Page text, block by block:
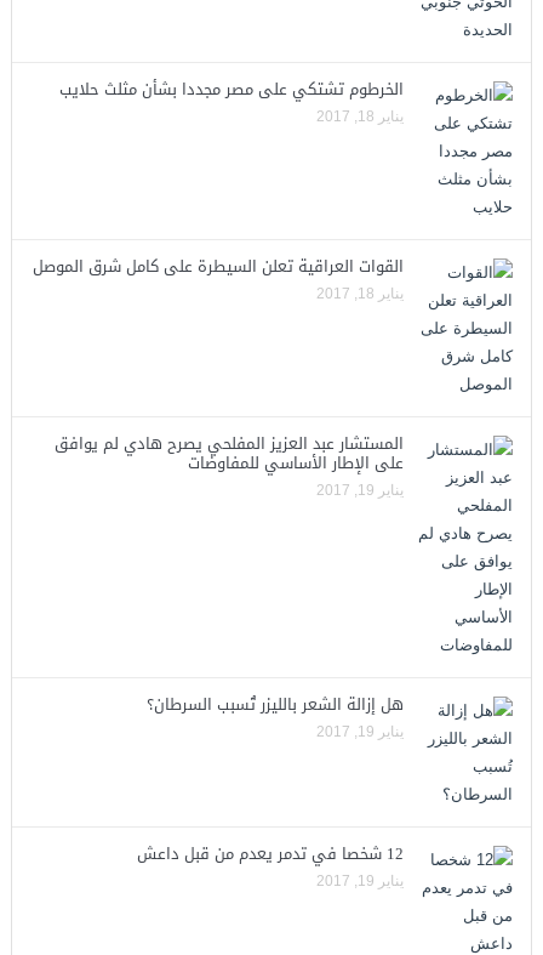
الخرطوم تشتكي على مصر مجددا بشأن مثلث حلايب
يناير 18, 2017
القوات العراقية تعلن السيطرة على كامل شرق الموصل
يناير 18, 2017
المستشار عبد العزيز المفلحي يصرح هادي لم يوافق
على الإطار الأساسي للمفاوضات
يناير 19, 2017
هل إزالة الشعر بالليزر تُسبب السرطان؟
يناير 19, 2017
12 شخصا في تدمر يعدم من قبل داعش
يناير 19, 2017